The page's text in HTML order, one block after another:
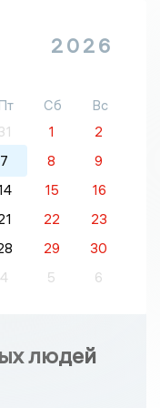
2026
Сб
Вс
1
2
7 8
9
15
16
22
23
29
30
4 5 6
людей